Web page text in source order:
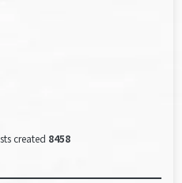
created 8458